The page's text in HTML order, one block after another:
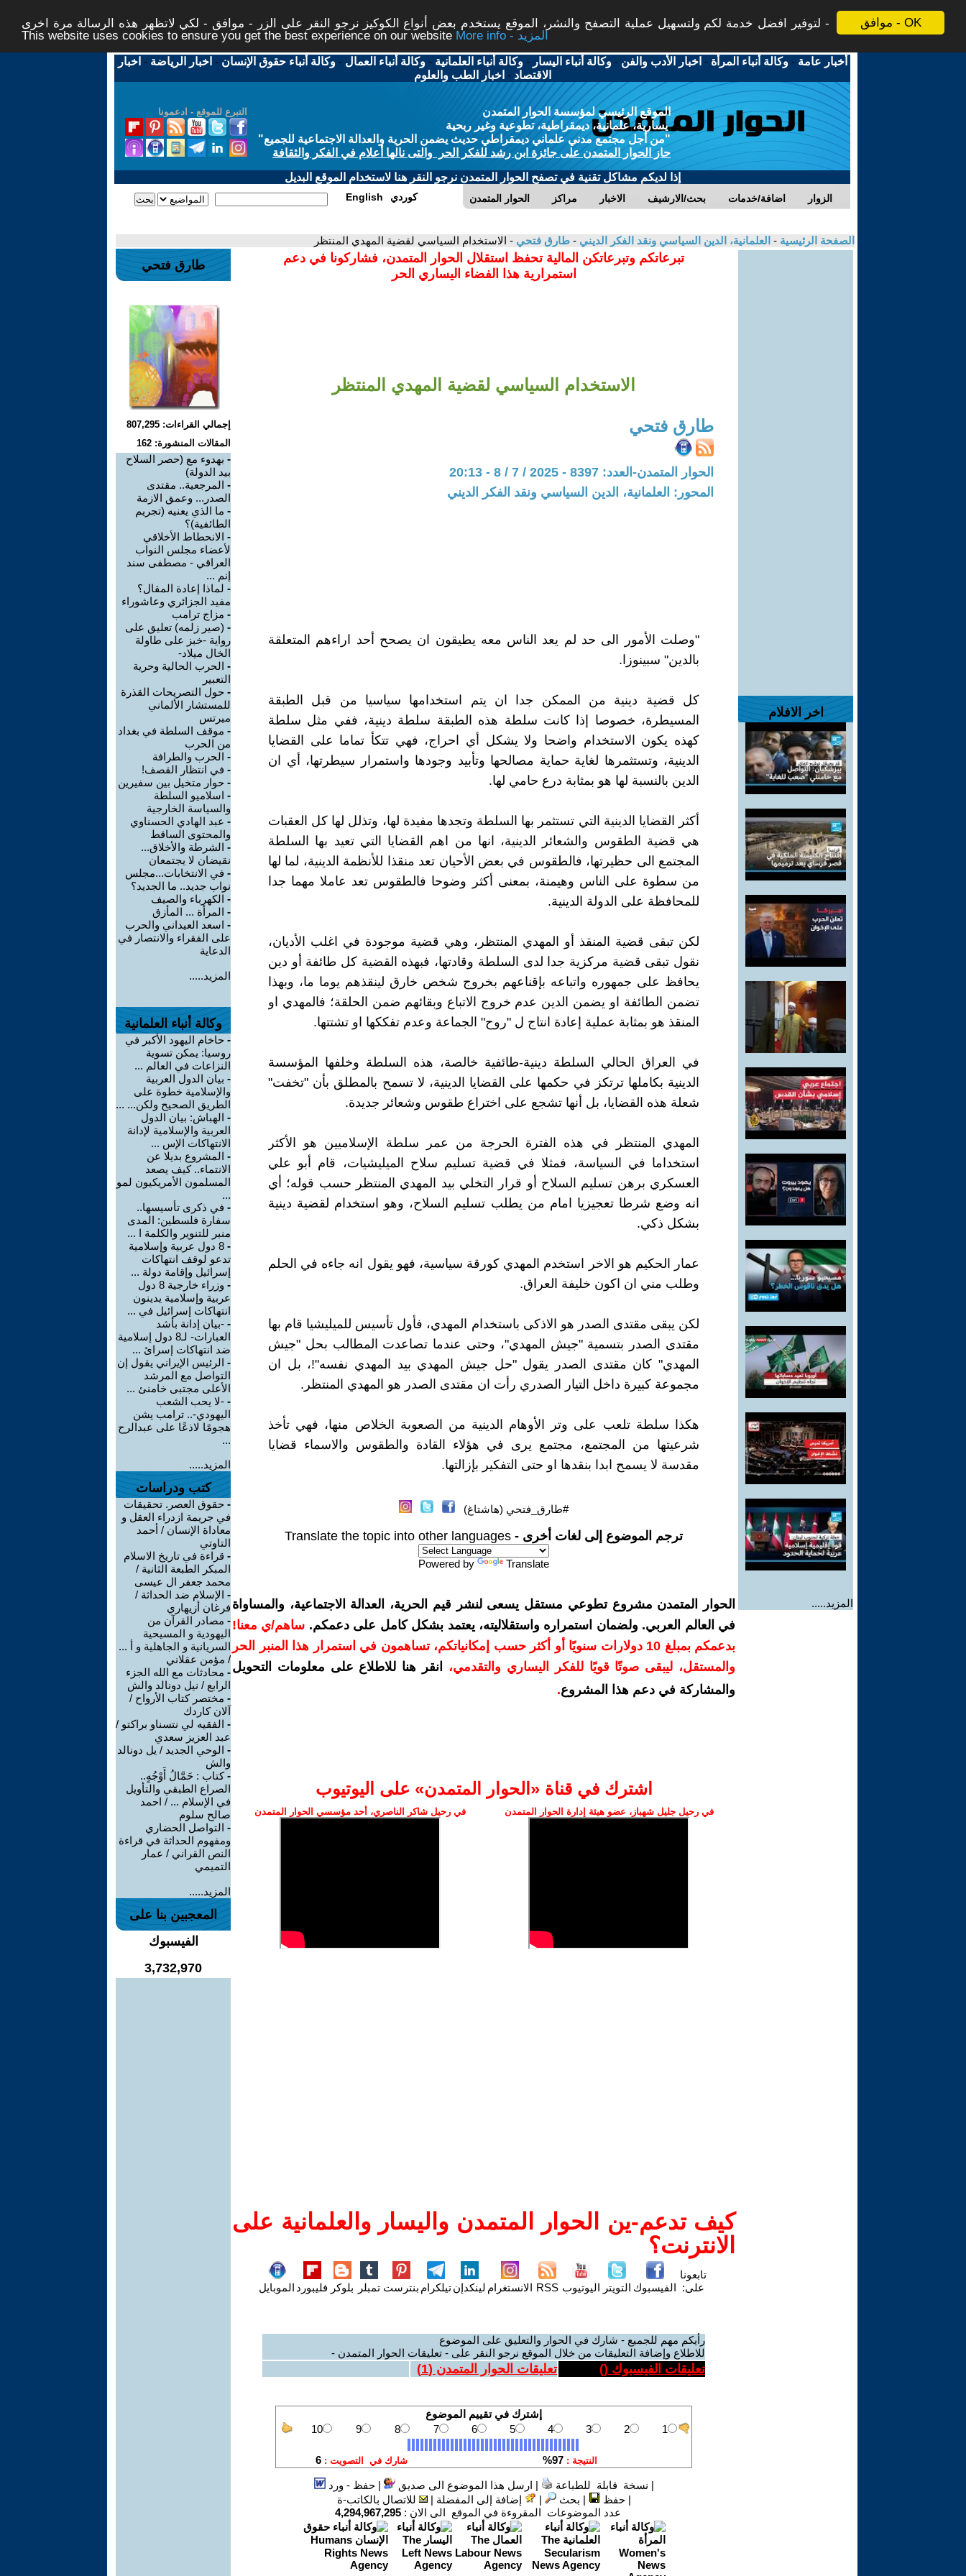
موافق - OK
لتوفير افضل خدمة لكم ولتسهيل عملية التصفح والنشر، الموقع يستخدم بعض أنواع الكوكيز نرجو النقر على الزر - موافق - لكي لاتظهر هذه الرسالة مرة اخرى -
This website uses cookies to ensure you get the best experience on our website
More info - المزيد
أخبار عامة -وكالة أنباء المرأة - اخبار الأدب والفن -وكالة أنباء اليسار -وكالة أنباء العلمانية -وكالة أنباء العمال -وكالة أنباء حقوق الإنسان - اخبار الرياضة - اخبار
الاقتصاد - اخبار الطب والعلوم
التبرع للموقع - ادعمونا
الموقع الرئيسي لمؤسسة الحوار المتمدن
يسارية، علمانية، ديمقراطية، تطوعية وغير ربحية
"من أجل مجتمع مدني علماني ديمقراطي حديث يضمن الحرية والعدالة الاجتماعية للجميع"
حاز الحوار المتمدن على جائزة ابن رشد للفكر الحر والتى نالها أعلام في الفكر والثقافة
إذا لديكم مشاكل تقنية في تصفح الحوار المتمدن نرجو النقر هنا لاستخدام الموقع البديل
الحوار المتمدن مراكز الاخبار بحث/الارشيف اضافة/خدمات الزوار English كوردي
الصفحة الرئيسية - العلمانية، الدين السياسي ونقد الفكر الديني - طارق فتحي - الاستخدام السياسي لقضية المهدي المنتظر
اخر الافلام
المزيد.....
تبرعاتكم وتبرعاتكن المالية تحفظ استقلال الحوار المتمدن، فشاركونا في دعم
استمرارية هذا الفضاء اليساري الحر
الاستخدام السياسي لقضية المهدي المنتظر
طارق فتحي
الحوار المتمدن-العدد: 8397 - 2025 / 7 / 8 - 20:13
المحور: العلمانية، الدين السياسي ونقد الفكر الديني
"وصلت الأمور الى حد لم يعد الناس معه يطيقون ان يصحح أحد اراءهم المتعلقة
بالدين" سبينوزا.
كل قضية دينية من الممكن جدا ان يتم استخدامها سياسيا من قبل الطبقة
المسيطرة، خصوصا إذا كانت سلطة هذه الطبقة سلطة دينية، ففي مثل سلطة
كهذه يكون الاستخدام واضحا ولا يشكل أي احراج، فهي تتكأ تماما على القضايا
الدينية، وتستثمرها لغاية حماية مصالحها وتأبيد وجودها واستمرار سيطرتها، أي ان
الدين بالنسبة لها هو بمثابة درع حامي لها.
أكثر القضايا الدينية التي تستثمر بها السلطة وتجدها مفيدة لها، وتذلل لها كل العقبات
هي قضية الطقوس والشعائر الدينية، انها من اهم القضايا التي تعيد بها السلطة
المجتمع الى حظيرتها، فالطقوس في بعض الأحيان تعد منقذا للأنظمة الدينية، لما لها
من سطوة على الناس وهيمنة، بمعنى أكثر وضوحا فالطقوس تعد عاملا مهما جدا
للمحافظة على الدولة الدينية.
لكن تبقى قضية المنقذ أو المهدي المنتظر، وهي قضية موجودة في اغلب الأديان،
نقول تبقى قضية مركزية جدا لدى السلطة وقادتها، فبهذه القضية كل طائفة أو دين
يحافظ على جمهوره واتباعه بإقناعهم بخروج شخص خارق لينقذهم يوما ما، وبهذا
تضمن الطائفة او يضمن الدين عدم خروج الاتباع وبقائهم ضمن الحلقة؛ فالمهدي او
المنقذ هو بمثابة عملية إعادة انتاج ل "روح" الجماعة وعدم تفككها او تشتتها.
في العراق الحالي السلطة دينية-طائفية خالصة، هذه السلطة وخلفها المؤسسة
الدينية بكاملها ترتكز في حكمها على القضايا الدينية، لا تسمح بالمطلق بأن "تخفت"
شعلة هذه القضايا، بل أنها تشجع على اختراع طقوس وشعائر جديدة.
المهدي المنتظر في هذه الفترة الحرجة من عمر سلطة الإسلاميين هو الأكثر
استخداما في السياسة، فمثلا في قضية تسليم سلاح الميليشيات، قام أبو علي
العسكري برهن تسليم السلاح أو قرار التخلي بيد المهدي المنتظر حسب قوله؛ أي
انه وضع شرطا تعجيزيا امام من يطلب تسليم السلاح، وهو استخدام لقضية دينية
بشكل ذكي.
عمار الحكيم هو الاخر استخدم المهدي كورقة سياسية، فهو يقول انه جاءه في الحلم
وطلب مني ان اكون خليفة العراق.
لكن يبقى مقتدى الصدر هو الاذكى باستخدام المهدي، فأول تأسيس للميليشيا قام بها
مقتدى الصدر بتسمية "جيش المهدي"، وحتى عندما تصاعدت المطالب بحل "جيش
المهدي" كان مقتدى الصدر يقول "حل جيش المهدي بيد المهدي نفسه"!، بل ان
مجموعة كبيرة داخل التيار الصدري رأت ان مقتدى الصدر هو المهدي المنتظر.
هكذا سلطة تلعب على وتر الأوهام الدينية من الصعوبة الخلاص منها، فهي تأخذ
شرعيتها من المجتمع، مجتمع يرى في هؤلاء القادة والطقوس والاسماء قضايا
مقدسة لا يسمح ابدا بنقدها او حتى التفكير بإزالتها.
#طارق_فتحي (هاشتاغ)
ترجم الموضوع إلى لغات أخرى - Translate the topic into other languages
Powered by Translate
الحوار المتمدن مشروع تطوعي مستقل يسعى لنشر قيم الحرية، العدالة الاجتماعية، والمساواة
في العالم العربي. ولضمان استمراره واستقلاليته، يعتمد بشكل كامل على دعمكم. ساهم/ي معنا!
بدعمكم بمبلغ 10 دولارات سنويًا أو أكثر حسب إمكانياتكم، تساهمون في استمرار هذا المنبر الحر
والمستقل، ليبقى صوتًا قويًا للفكر اليساري والتقدمي،
انقر هنا للاطلاع على معلومات التحويل
والمشاركة في دعم هذا المشروع.
اشترك في قناة ‫«الحوار المتمدن» على اليوتيوب
في رحيل جليل شهباز، عضو هيئة إدارة الحوار المتمدن في رحيل شاكر الناصري، أحد مؤسسي الحوار المتمدن
كيف تدعم-ين الحوار المتمدن واليسار والعلمانية على
الانترنت؟
تابعونا
على: الفيسبوك التويتر اليوتيوب RSS الانستغرام لينكدإنتيلكرام بنترست تمبلر بلوكر فليبورد الموبايل
رأيكم مهم للجميع - شارك في الحوار والتعليق على الموضوع
للاطلاع وإضافة التعليقات من خلال الموقع نرجو النقر على - تعليقات الحوار المتمدن -
تعليقات الفيسبوك () تعليقات الحوار المتمدن (1
)
| نسخة قابلة للطباعة | ارسل هذا الموضوع الى صديق |حفظ - ورد
|حفظ | بحث | إضافة إلى المفضلة |
للاتصال بالكاتب-ة
عدد الموضوعات المقروءة في الموقع الى الان : 4,294,967,295
طارق فتحي
إجمالي القراءات: 807,295
المقالات المنشورة: 162
- بهدوء مع (حصر السلاح
بيد الدولة)
- المرجعية.. مقتدى
الصدر... وعمق الازمة
- ما الذي يعنيه (تجريم
الطائفية)؟
- الانحطاط الأخلاقي
لأعضاء مجلس النواب
العراقي - مصطفى سند
إنم ...
- لماذا إعادة المقال؟
مفيد الجزائري وعاشوراء
- مزاج ترامب
- (صير زلمه) تعليق على
رواية -خبز على طاولة
الخال ميلاد-
- الحرب الحالية وحرية
التعبير
- حول التصريحات القذرة
للمستشار الألماني
ميرتس
- موقف السلطة في بغداد
من الحرب
- الحرب والطرافة
- في انتظار القصف!
- حوار متخيل بين سفيرين
- اسلاميو السلطة
والسياسة الخارجية
- عبد الهادي الحسناوي
والمحتوى الساقط
- الشرطة والأخلاق...
نقيضان لا يجتمعان
- في الانتخابات...مجلس
نواب جديد.. ما الجديد؟
- الكهرباء والصيف
- المرأة ... المأزق
- اسعد العيداني والحرب
على الفقراء والانتصار في
الدعاية
المزيد.....
وكالة أنباء العلمانية
- حاخام اليهود الأكبر في
روسيا: يمكن تسوية
النزاعات في العالم ...
- بيان الدول العربية
والإسلامية خطوة على
الطريق الصحيح ولكن... ...
- الهباش: بيان الدول
العربية والإسلامية لإدانة
الانتهاكات الإس ...
- المشروع بديلا عن
الانتماء.. كيف يصعد
المسلمون الأمريكيون لمو
...
- في ذكرى تأسيسها..
سفارة فلسطين: المدى
منبر للتنوير والكلمة ا ...
-
8 دول عربية وإسلامية
تدعو لوقف انتهاكات
إسرائيل وإقامة دولة ...
-
وزراء خارجية 8 دول
عربية وإسلامية يدينون
انتهاكات إسرائيل في ...
- -بيان إدانة بأشد
العبارات- لـ8 دول إسلامية
ضد انتهاكات إسرائ ...
- الرئيس الإيراني يقول إن
التواصل مع المرشد
الأعلى مجتبى خامنئ ...
- -لا يحب الشعب
اليهودي-.. ترامب يشن
هجومًا لاذعًا على عبدالرح
...
المزيد.....
كتب ودراسات
- حقوق العصر. تحقيقات
في جريمة ازدراء العقل و
معاداة الإنسان / أحمد
التاوتي
- قراءة في تاريخ الاسلام
المبكر الطبعة الثانية /
محمد جعفر ال عيسى
- الإسلام ضد الحداثة /
فرغان أزيهاري
- مصادر القرآن من
اليهودية و المسيحية
السريانية و الجاهلية و أ ...
/ مؤمن عقلاني
- محادثات مع الله الجزء
الرابع / نيل دونالد والش
- مختصر كتاب الأرواح /
آلان كاردك
- الفقيه لي نتسناو براكتو /
عبد العزيز سعدي
- الوحي الجديد / يل دونالد
والش
-كتاب : حَمَّالُ أَوْجُهٍ..
الصراع الطبقي والتأويل
في الإسلام ... / احمد
صالح سلوم
- التواصل الحضاري
ومفهوم الحداثة في قراءة
النص القراني / عمار
التميمي
المزيد.....
المعجبين بنا على
الفيسبوك
3,732,970